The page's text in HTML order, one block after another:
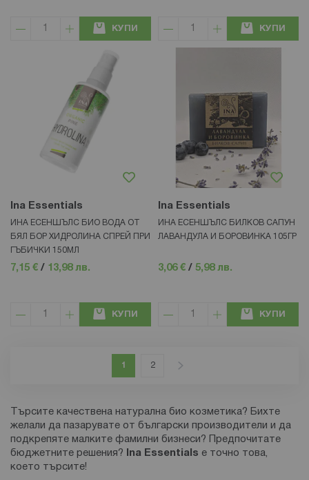
КУПИ КУПИ
Ina Essentials
ИНА ЕСЕНШЪЛС БИО ВОДА ОТ
БЯЛ БОР ХИДРОЛИНА СПРЕЙ ПРИ
ГЪБИЧКИ 150МЛ
7,15 € / 13,98 лв.
КУПИ
Ina Essentials
ИНА ЕСЕНШЪЛС БИЛКОВ САПУН
ЛАВАНДУЛА И БОРОВИНКА 105ГР
3,06 € / 5,98 лв.
КУПИ
В момента четете страница
1 Страница
2
Търсите качествена натурална био козметика? Бихте
желали да пазарувате от български производители и да
подкрепяте малките фамилни бизнеси? Предпочитате
бюджетните решения?
Ina Essentials е точно това,
което търсите!